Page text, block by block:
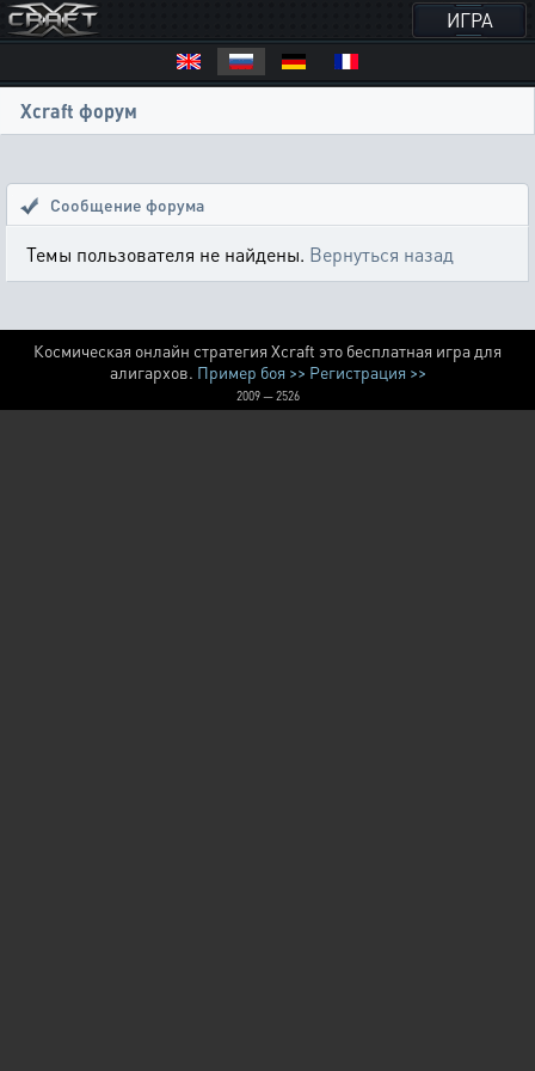
ИГРА
Xcraft форум
Сообщение форума
Темы пользователя не найдены. Вернуться назад
Космическая онлайн стратегия Xcraft это бесплатная игра для
алигархов. Пример боя >> Регистрация >>
2009 — 2526